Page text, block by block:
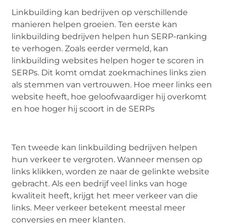
Linkbuilding kan bedrijven op verschillende
manieren helpen groeien. Ten eerste kan
linkbuilding bedrijven helpen hun SERP-ranking
te verhogen. Zoals eerder vermeld, kan
linkbuilding websites helpen hoger te scoren in
SERPs. Dit komt omdat zoekmachines links zien
als stemmen van vertrouwen. Hoe meer links een
website heeft, hoe geloofwaardiger hij overkomt
en hoe hoger hij scoort in de SERPs
Ten tweede kan linkbuilding bedrijven helpen
hun verkeer te vergroten. Wanneer mensen op
links klikken, worden ze naar de gelinkte website
gebracht. Als een bedrijf veel links van hoge
kwaliteit heeft, krijgt het meer verkeer van die
links. Meer verkeer betekent meestal meer
conversies en meer klanten.